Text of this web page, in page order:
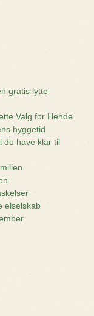
gratis lytte-
Valg for Hende
hyggetid
du have klar til
elselskab